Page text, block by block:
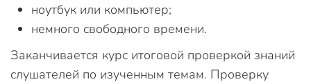
ноутбук или компьютер;
немного свободного времени.
Заканчивается курс итоговой проверкой знаний
слушателей по изученным темам. Проверку